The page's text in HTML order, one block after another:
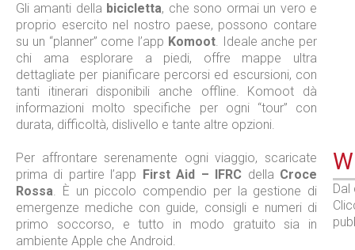
Gli amanti della bicicletta, che sono ormai un vero e
proprio esercito nel nostro paese, possono contare
su un “planner” come l’app Komoot. Ideale anche per
chi ama esplorare a piedi, offre mappe ultra
dettagliate per pianificare percorsi ed escursioni, con
tanti itinerari disponibili anche offline. Komoot dà
informazioni molto specifiche per ogni “tour” con
durata, difficoltà, dislivello e tante altre opzioni.
Per affrontare serenamente ogni viaggio, scaricate
prima di partire l’app
First Aid – IFRC della Croce
Rossa. È un piccolo compendio per la gestione di
emergenze mediche con guide, consigli e numeri di
primo soccorso, e tutto in modo gratuito sia in
ambiente Apple che Android.